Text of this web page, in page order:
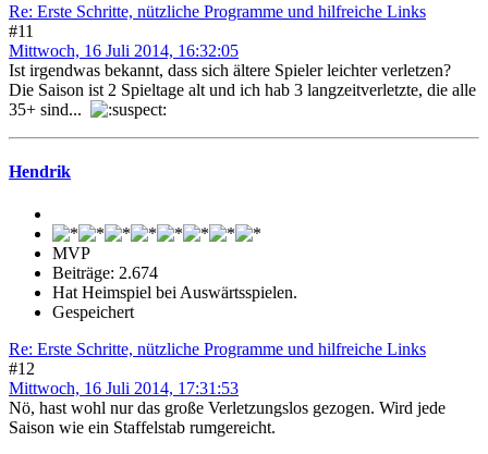
Re: Erste Schritte, nützliche Programme und hilfreiche Links
#11
Mittwoch, 16 Juli 2014, 16:32:05
Ist irgendwas bekannt, dass sich ältere Spieler leichter verletzen?
Die Saison ist 2 Spieltage alt und ich hab 3 langzeitverletzte, die alle
35+ sind...
Hendrik
MVP
Beiträge: 2.674
Hat Heimspiel bei Auswärtsspielen.
Gespeichert
Re: Erste Schritte, nützliche Programme und hilfreiche Links
#12
Mittwoch, 16 Juli 2014, 17:31:53
Nö, hast wohl nur das große Verletzungslos gezogen. Wird jede
Saison wie ein Staffelstab rumgereicht.